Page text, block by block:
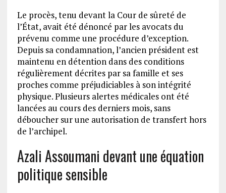
Le procès, tenu devant la Cour de sûreté de
l’État, avait été dénoncé par les avocats du
prévenu comme une procédure d’exception.
Depuis sa condamnation, l’ancien président est
maintenu en détention dans des conditions
régulièrement décrites par sa famille et ses
proches comme préjudiciables à son intégrité
physique. Plusieurs alertes médicales ont été
lancées au cours des derniers mois, sans
déboucher sur une autorisation de transfert hors
de l’archipel.
Azali Assoumani devant une équation
politique sensible